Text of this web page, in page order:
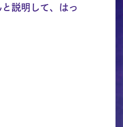
説明して、はっ